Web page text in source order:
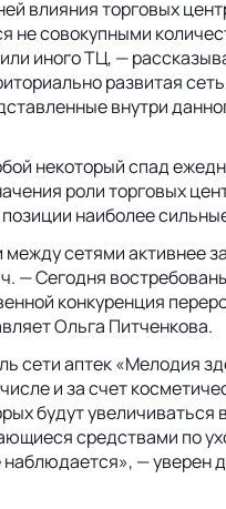
влияния торговых
не совокупными
иного ТЦ, —
развитая
внутри
некоторый спад
роли торговых
наиболее
сетями активнее
— Сегодня
конкуренция
Ольга Питченкова.
сети аптек «Мелодия
и за счет
будут
средствами по
— уверен